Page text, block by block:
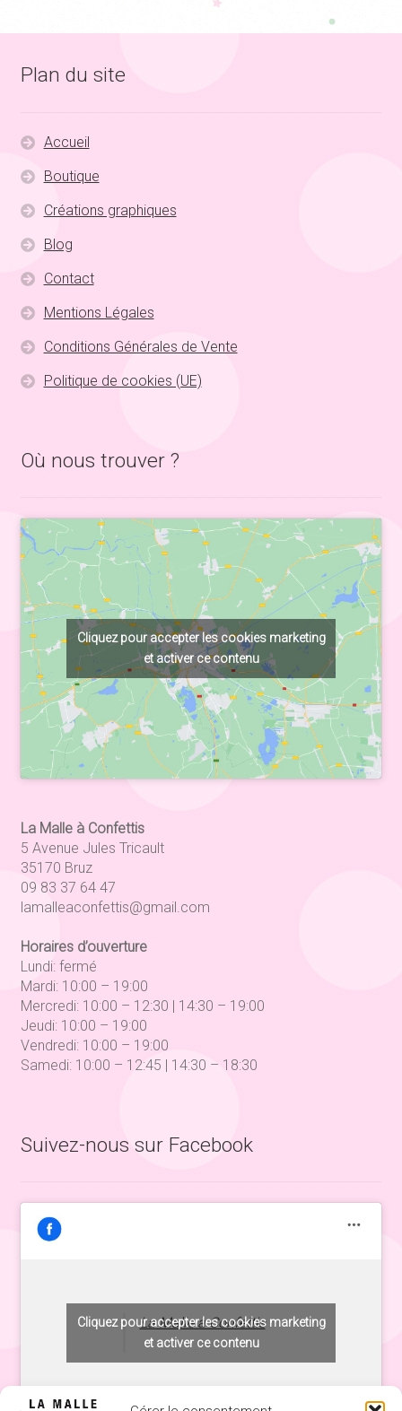
Plan du site
Accueil
Boutique
Créations graphiques
Blog
Contact
Mentions Légales
Conditions Générales de Vente
Politique de cookies (UE)
Où nous trouver ?
Cliquez pour accepter les cookies marketing
et activer ce contenu
La Malle à Confettis
5 Avenue Jules Tricault
35170 Bruz
09 83 37 64 47
lamalleaconfettis@gmail.com
Horaires d’ouverture
Lundi: fermé
Mardi: 10:00 – 19:00
Mercredi: 10:00 – 12:30 | 14:30 – 19:00
Jeudi: 10:00 – 19:00
Vendredi: 10:00 – 19:00
Samedi: 10:00 – 12:45 | 14:30 – 18:30
Suivez-nous sur Facebook
La Malle à Confettis
Cliquez pour accepter les cookies marketing
et activer ce contenu